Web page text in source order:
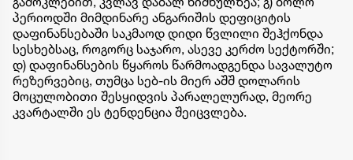
პერიოდში მიმდინარე ანგარიშის დეფიციტის
დაფინანსებაში საკმაოდ დიდი წვლილი შეჰქონდა
სესხებსაც, როგორც საჯარო, ასევე კერძო სექტორში;
დ) დაფინანსების წყაროს წარმოადგენდა სავალუტო
რეზერვებიც, თუმცა სებ-ის მიერ აშშ დოლარის
მოცულობითი შესყიდვის პარალელურად, მეორე
კვარტალში ეს ტენდენცია შეიცვლება.